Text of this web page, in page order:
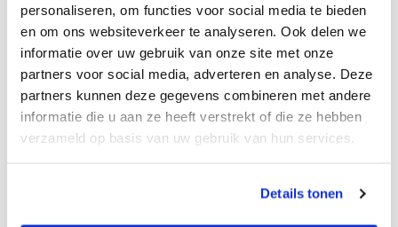
personaliseren, om functies voor social media te bieden
en om ons websiteverkeer te analyseren. Ook delen we
informatie over uw gebruik van onze site met onze
partners voor social media, adverteren en analyse. Deze
partners kunnen deze gegevens combineren met andere
informatie die u aan ze heeft verstrekt of die ze hebben
verzameld op basis van uw gebruik van hun services.
Details tonen
Door mijn voorliefde voor systemisch werk, ga ik net
een tandje dieper. Ik geloof in werken op
verschillende lagen.
Ik kan je helpen met…
ADHD / Autisme